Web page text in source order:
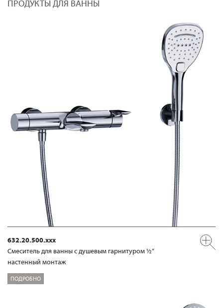
ПРОДУКТЫ ДЛЯ ВАННЫ
632.20.500.xxx
Смеситель для ванны с душевым гарнитуром ½“
настенный монтаж
ПОДРОБНО